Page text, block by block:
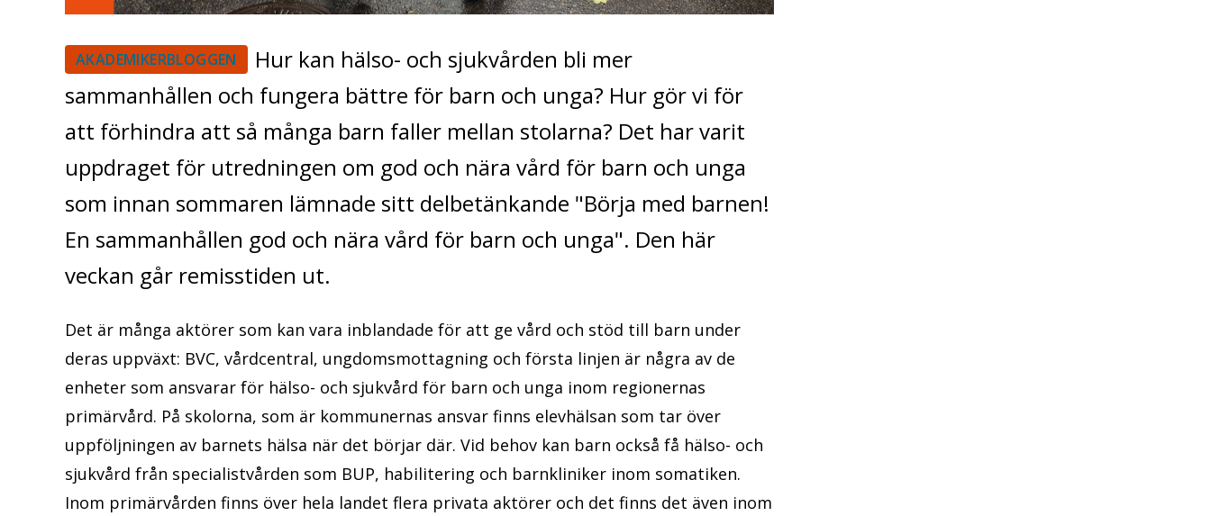
AKADEMIKERBLOGGEN
Hur kan hälso- och sjukvården bli mer
sammanhållen och fungera bättre för barn och unga? Hur gör vi för
att förhindra att så många barn faller mellan stolarna? Det har varit
uppdraget för utredningen om god och nära vård för barn och unga
som innan sommaren lämnade sitt delbetänkande "Börja med barnen!
En sammanhållen god och nära vård för barn och unga". Den här
veckan går remisstiden ut.
Det är många aktörer som kan vara inblandade för att ge vård och stöd till barn under
deras uppväxt: BVC, vårdcentral, ungdomsmottagning och första linjen är några av de
enheter som ansvarar för hälso- och sjukvård för barn och unga inom regionernas
primärvård. På skolorna, som är kommunernas ansvar finns elevhälsan som tar över
uppföljningen av barnets hälsa när det börjar där. Vid behov kan barn också få hälso- och
sjukvård från specialistvården som BUP, habilitering och barnkliniker inom somatiken.
Inom primärvården finns över hela landet flera privata aktörer och det finns det även inom